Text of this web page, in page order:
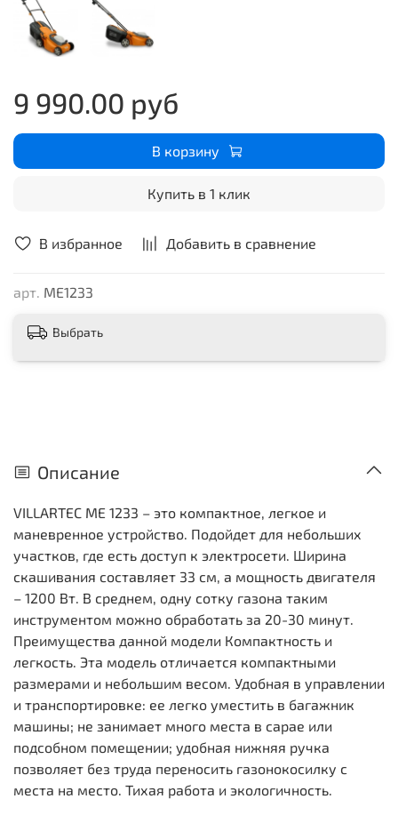
В избранное Добавить в сравнение
арт. ME1233
9 990.00 руб
В корзину
Купить в 1 клик
Выбрать
Описание
VILLARTEC ME 1233 – это компактное, легкое и
маневренное устройство. Подойдет для небольших
участков, где есть доступ к электросети. Ширина
скашивания составляет 33 см, а мощность двигателя
– 1200 Вт. В среднем, одну сотку газона таким
инструментом можно обработать за 20-30 минут.
Преимущества данной модели Компактность и
легкость. Эта модель отличается компактными
размерами и небольшим весом. Удобная в управлении
и транспортировке: ее легко уместить в багажник
машины; не занимает много места в сарае или
подсобном помещении; удобная нижняя ручка
позволяет без труда переносить газонокосилку с
места на место. Тихая работа и экологичность.